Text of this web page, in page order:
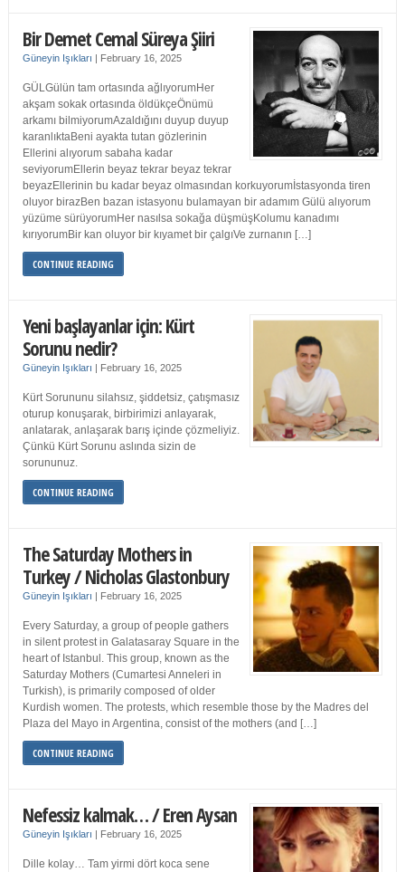
Bir Demet Cemal Süreya Şiiri
Güneyin Işıkları | February 16, 2025
GÜLGülün tam ortasında ağlıyorumHer
akşam sokak ortasında öldükçeÖnümü
arkamı bilmiyorumAzaldığını duyup duyup
karanlıktaBeni ayakta tutan gözlerinin
Ellerini alıyorum sabaha kadar
seviyorumEllerin beyaz tekrar beyaz tekrar
beyazEllerinin bu kadar beyaz olmasından korkuyorumİstasyonda tiren
oluyor birazBen bazan istasyonu bulamayan bir adamım Gülü alıyorum
yüzüme sürüyorumHer nasılsa sokağa düşmüşKolumu kanadımı
kırıyorumBir kan oluyor bir kıyamet bir çalgıVe zurnanın […]
CONTINUE READING
Yeni başlayanlar için: Kürt
Sorunu nedir?
Güneyin Işıkları | February 16, 2025
Kürt Sorununu silahsız, şiddetsiz, çatışmasız
oturup konuşarak, birbirimizi anlayarak,
anlatarak, anlaşarak barış içinde çözmeliyiz.
Çünkü Kürt Sorunu aslında sizin de
sorununuz.
CONTINUE READING
The Saturday Mothers in
Turkey / Nicholas Glastonbury
Güneyin Işıkları | February 16, 2025
Every Saturday, a group of people gathers
in silent protest in Galatasaray Square in the
heart of Istanbul. This group, known as the
Saturday Mothers (Cumartesi Anneleri in
Turkish), is primarily composed of older
Kurdish women. The protests, which resemble those by the Madres del
Plaza del Mayo in Argentina, consist of the mothers (and […]
CONTINUE READING
Nefessiz kalmak… / Eren Aysan
Güneyin Işıkları | February 16, 2025
Dille kolay… Tam yirmi dört koca sene